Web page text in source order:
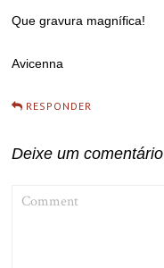
Que gravura magnífica!
Avicenna
RESPONDER
Deixe um comentário